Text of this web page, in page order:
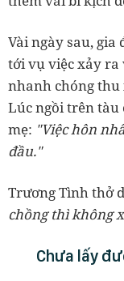
Vài ngày sau,
tới vụ việc xảy ra
nhanh chóng thu
Lúc ngồi trên tàu
mẹ: "Việc hôn
đầu."
Trương Tình thở
chồng thì không
Chưa lấy